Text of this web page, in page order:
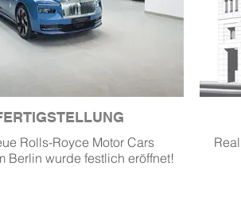
Rolls-Royce Motor Cars
Berlin wurde festlich eröffnet!